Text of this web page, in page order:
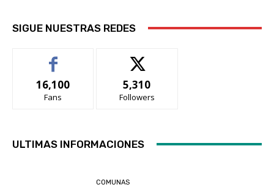
SIGUE NUESTRAS REDES
16,100
Fans
5,310
Followers
ULTIMAS INFORMACIONES
COMUNAS